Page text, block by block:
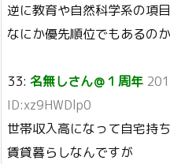
逆に教育や自然科学系の項
なにか優先順位でもあるの
33: 名無しさん＠１周年
ID:xz9HWDlp0
世帯収入高になって自宅持
賃貸暮らしなんですが